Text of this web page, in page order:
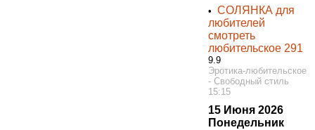
•СОЛЯНКА для
любителей
смотреть
любительское 291
9.9
Эротика-любительское
- Свободный стиль
15:15
15 Июня 2026
Понедельник